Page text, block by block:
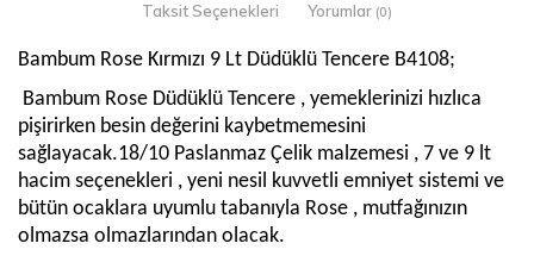
Taksit Seçenekleri Yorumlar (0)
Bambum Rose Kırmızı 9 Lt Düdüklü Tencere B4108;
Bambum Rose Düdüklü Tencere , yemeklerinizi hızlıca
pişirirken besin değerini kaybetmemesini
sağlayacak.18/10 Paslanmaz Çelik malzemesi , 7 ve 9 lt
hacim seçenekleri , yeni nesil kuvvetli emniyet sistemi ve
bütün ocaklara uyumlu tabanıyla Rose , mutfağınızın
olmazsa olmazlarından olacak.